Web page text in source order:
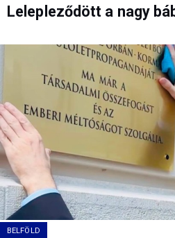
Lelepleződött a nagy
BELFÖLD